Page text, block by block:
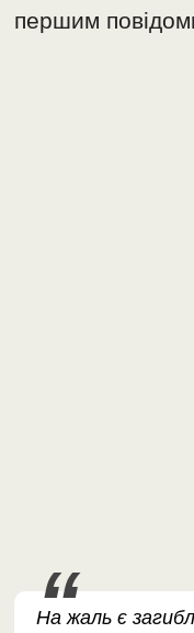
першим
На жаль є